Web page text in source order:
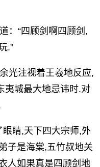
：“四顾剑啊四顾剑,
.”
光注视着王羲地反应,
城最大地忌讳时.对
睛,天下四大宗师,外
子是海棠,五竹叔地关
人如果真是四顾剑地